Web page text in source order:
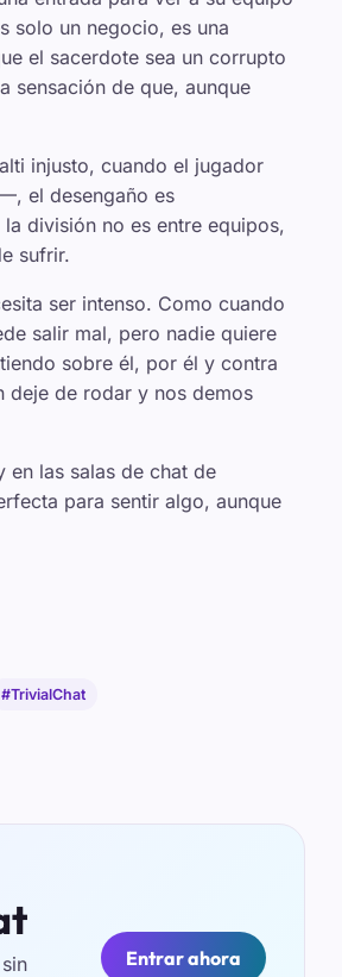
solo un negocio, es una
el sacerdote sea un corrupto
sensación de que, aunque
injusto, cuando el jugador
el desengaño es
la división no es entre equipos,
sufrir.
ser intenso. Como cuando
salir mal, pero nadie quiere
sobre él, por él y contra
deje de rodar y nos demos
en las salas de chat de
para sentir algo, aunque
#TrivialChat
Entrar ahora